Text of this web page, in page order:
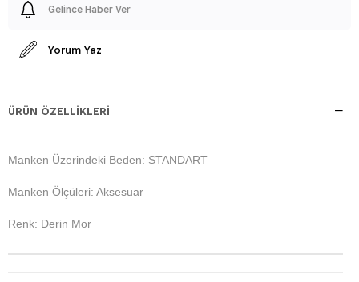
Gelince Haber Ver
Yorum Yaz
ÜRÜN ÖZELLIKLERI
Manken Üzerindeki Beden: STANDART
Manken Ölçüleri: Aksesuar
Renk: Derin Mor